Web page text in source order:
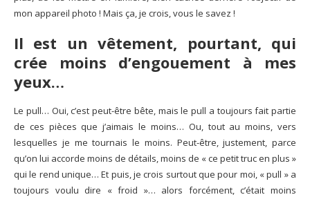
mon appareil photo ! Mais ça, je crois, vous le savez !
Il est un vêtement, pourtant, qui
crée moins d’engouement à mes
yeux…
Le pull… Oui, c’est peut-être bête, mais le pull a toujours fait partie
de ces pièces que j’aimais le moins… Ou, tout au moins, vers
lesquelles je me tournais le moins. Peut-être, justement, parce
qu’on lui accorde moins de détails, moins de « ce petit truc en plus »
qui le rend unique… Et puis, je crois surtout que pour moi, « pull » a
toujours voulu dire « froid »… alors forcément, c’était moins